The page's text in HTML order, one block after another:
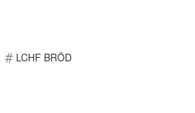
LCHF BRÖD